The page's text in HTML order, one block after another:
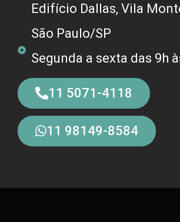
Edifício Dallas, Vila
São Paulo/SP
Segunda a sexta das 9h
11 5071-4118
11 98149-8584